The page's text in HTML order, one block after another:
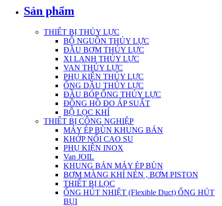
Sản phẩm
THIẾT BỊ THỦY LỰC
BỘ NGUỒN THỦY LỰC
ĐẦU BƠM THỦY LỰC
XI LANH THỦY LỰC
VAN THỦY LỰC
PHỤ KIỆN THỦY LỰC
ỐNG DẦU THỦY LỰC
ĐẦU BÓP ỐNG THỦY LỰC
ĐỒNG HỒ ĐO ÁP SUẤT
BỘ LỌC KHÍ
THIẾT BỊ CÔNG NGHIỆP
MÁY ÉP BÙN KHUNG BẢN
KHỚP NỐI CAO SU
PHỤ KIỆN INOX
Van JOIL
KHUNG BẢN MÁY ÉP BÙN
BƠM MÀNG KHÍ NÉN , BƠM PISTON
THIẾT BỊ LỌC
ỐNG HÚT NHIỆT (Flexible Duct) ỐNG HÚT
BỤI